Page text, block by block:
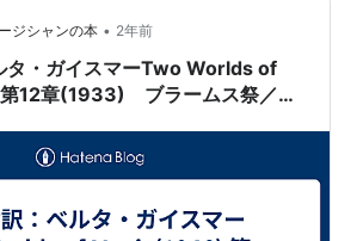
ジシャンの本 • 2年前
タ・ガイスマーTwo Worlds of
12章(1933) ブラームス祭／維